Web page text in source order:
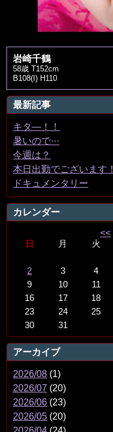
岩崎千鶴
58歳 T152cm
B108(I) H110
最新記事
キタ―！！
暑いので···
今週は？
本日出勤でございます！
ドキュメンタリー
カレンダー
<<
日 月 火
2
3 4
9
10 11
16
17 18
23
24 25
30
31
アーカイブ
2026/08 (1)
2026/07 (20)
2026/06 (23)
2026/05 (20)